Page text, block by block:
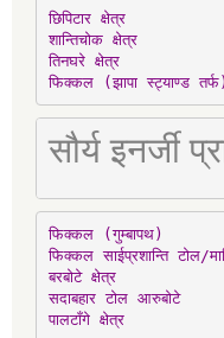
छिपिटार क्षेत्र
शान्तिचोक क्षेत्र
तिनघरे क्षेत्र
फिक्कल (झापा स्ट्याण्ड तर्फ)
सौर्य
फिक्कल (गुम्बापथ)
फिक्कल साईप्रशान्ति टोल/
बरबोटे क्षेत्र
सदाबहार टोल आरुबोटे
पालटाँगे क्षेत्र